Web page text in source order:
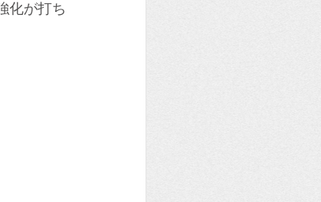
化が打ち